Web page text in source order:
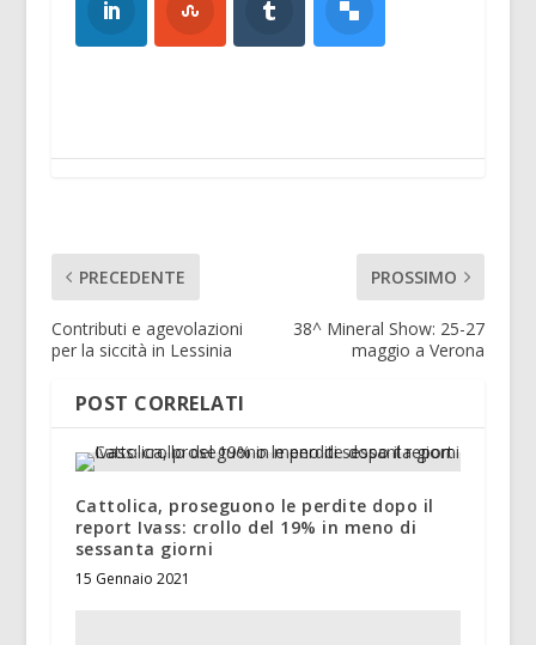
PRECEDENTE
Contributi e agevolazioni
per la siccità in Lessinia
PROSSIMO
38^ Mineral Show: 25-27
maggio a Verona
POST CORRELATI
Cattolica, proseguono le perdite dopo il
report Ivass: crollo del 19% in meno di
sessanta giorni
15 Gennaio 2021